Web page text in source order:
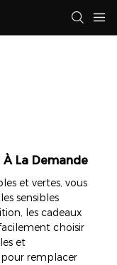
La Demande
et vertes, vous
sensibles
les cadeaux
choisir
et
remplacer